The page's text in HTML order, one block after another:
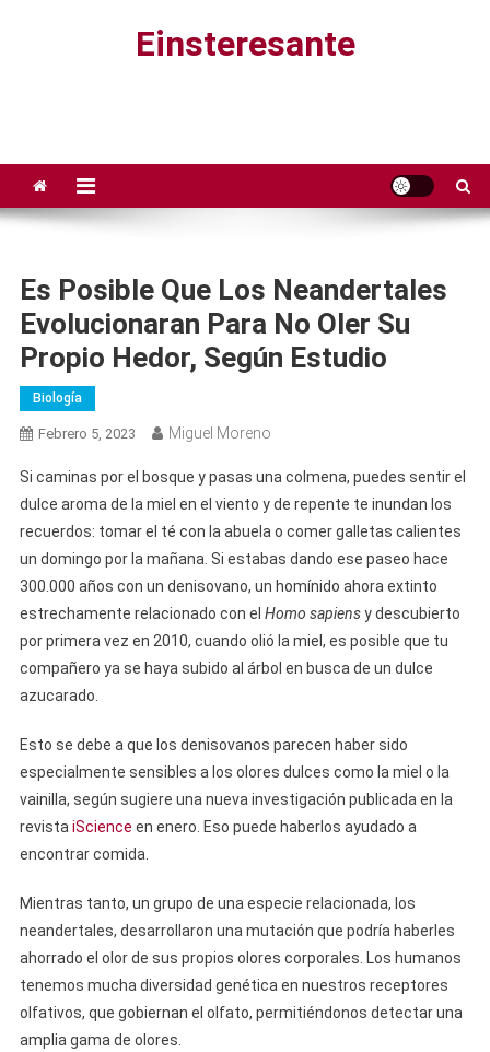
Einsteresante
Es Posible Que Los Neandertales
Evolucionaran Para No Oler Su
Propio Hedor, Según Estudio
Biología
Febrero 5, 2023 Miguel Moreno
Si caminas por el bosque y pasas una colmena, puedes sentir el
dulce aroma de la miel en el viento y de repente te inundan los
recuerdos: tomar el té con la abuela o comer galletas calientes
un domingo por la mañana. Si estabas dando ese paseo hace
300.000 años con un denisovano, un homínido ahora extinto
estrechamente relacionado con el Homo sapiensy descubierto
por primera vez en 2010, cuando olió la miel, es posible que tu
compañero ya se haya subido al árbol en busca de un dulce
azucarado.
Esto se debe a que los denisovanos parecen haber sido
especialmente sensibles a los olores dulces como la miel o la
vainilla, según sugiere una nueva investigación publicada en la
revista iScience en enero. Eso puede haberlos ayudado a
encontrar comida.
Mientras tanto, un grupo de una especie relacionada, los
neandertales, desarrollaron una mutación que podría haberles
ahorrado el olor de sus propios olores corporales. Los humanos
tenemos mucha diversidad genética en nuestros receptores
olfativos, que gobiernan el olfato, permitiéndonos detectar una
amplia gama de olores.